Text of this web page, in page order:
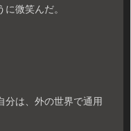
微笑んだ。
分は、外の世界で通用